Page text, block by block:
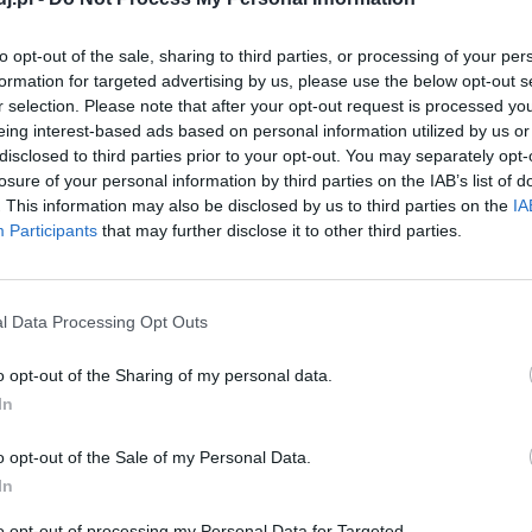
opt-out of the sale, sharing to third parties, or processing of your
for targeted advertising by us, please use the below opt-out
selection. Please note that after your opt-out request is processed
interest-based ads based on personal information utilized by us
to third parties prior to your opt-out. You may separately
of your personal information by third parties on the IAB’s list of
This information may also be disclosed by us to third parties on the
Participants that may further disclose it to other third parties.
Data Processing Opt Outs
opt-out of the Sharing of my personal data.
opt-out of the Sale of my Personal Data.
wysadzić swój szaniec, poświęcić życie, byle tylko
poddany jest wizerunek cara. Władca Rosji
jednym zmrużeniem powiem potrafi skazać na
zesłanie tysięcy ludzi na Syberię, a gest
tysięcy istnień dla własnych korzyści
rządzi swoimi poddanymi przy pomocy strachu.
Boi się i wysługuje się niewinnymi ludźmi.
Mickiewicz wcześniej nie użył hiperbolizacji i
Później jednak okazuje się, że boskość tej istoty
Jego postawa skonfrontowana jest z postawą
że staje do walki wraz ze swoimi żołnierzami, to
stopniu nie dopomóc wrogom.